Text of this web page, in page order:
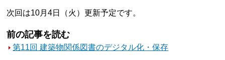
次回は10月4日（火）更新予定です。
前の記事を読む
第11回 建築物関係図書のデジタル化・保存